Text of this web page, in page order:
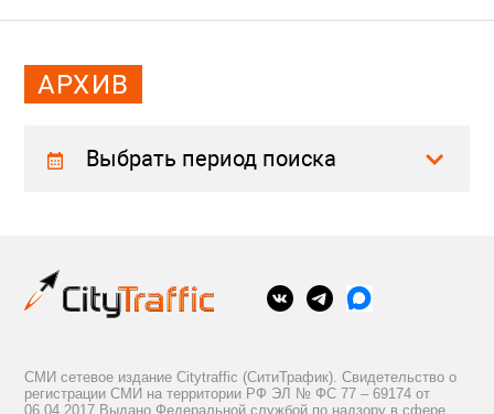
АРХИВ
Выбрать период поиска
СМИ сетевое издание Citytraffic (СитиТрафик). Свидетельство о
регистрации СМИ на территории РФ ЭЛ № ФС 77 – 69174 от
06.04.2017 Выдано Федеральной службой по надзору в сфере